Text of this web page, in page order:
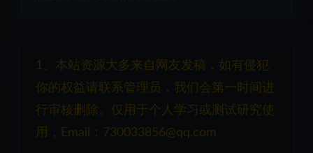
1、本站资源大多来自网友发稿，如有侵犯
你的权益请联系管理员，我们会第一时间进
行审核删除。仅用于个人学习或测试研究使
用，Email：730033856@qq.com